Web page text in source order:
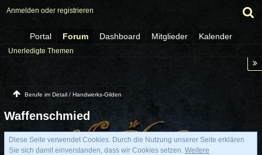
Anmelden oder registrieren
Portal Forum Dashboard Mitglieder Kalender
Unerledigte Themen
Berufe im Detail / Handwerks-Gilden
Waffenschmied
Diese Seite verwendet Cookies. Durch die Nutzung unserer Seite erklären
Sie sich damit einverstanden, dass wir Cookies setzen. Weitere